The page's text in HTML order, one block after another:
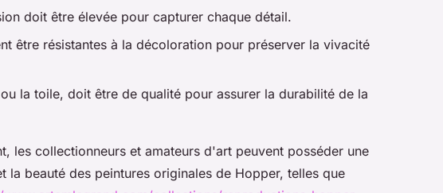
doit être élevée pour capturer chaque détail.
être résistantes à la décoloration pour préserver la vivacité
la toile, doit être de qualité pour assurer la durabilité de la
les collectionneurs et amateurs d'art peuvent posséder une
beauté des peintures originales de Hopper, telles que